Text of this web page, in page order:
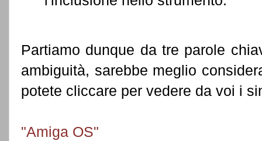
Partiamo dunque da tre parole
ambiguità, sarebbe meglio
potete cliccare per vedere da voi i
"Amiga OS"